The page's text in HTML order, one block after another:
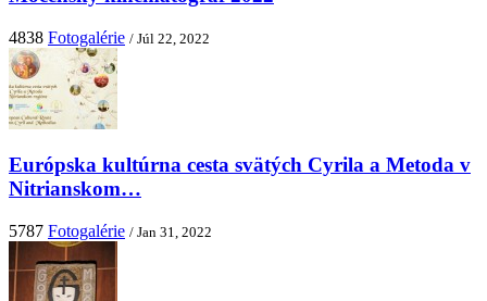
4838 Fotogalérie / Júl 22, 2022
Európska kultúrna cesta svätých Cyrila a Metoda v
Nitrianskom…
5787 Fotogalérie / Jan 31, 2022